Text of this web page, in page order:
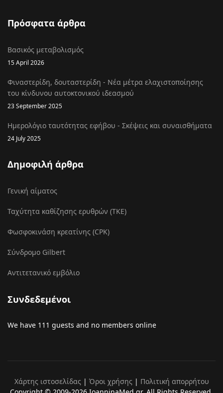
Πρόσφατα άρθρα
Βασικός μεταβολισμός
15 April 2026
Φιναστερίδη, δουταστερίδη - Νέα μέτρα ελαχιστοποίησης
του κίνδυνου αυτοκτονικού ιδεασμού
23 September 2025
Ημερολόγιο ταυτότητας εφήβου - Σκέψεις και συναισθήματα
24 July 2025
Δημοφιλή άρθρα
Γενική αίματος
Ταχύτητα καθίζησης ερυθρών (ΤΚΕ)
Φωσφοκινάση κρεατίνης (CPK)
Σύνδρομο Gilbert
Αντιτετανικό εμβόλιο
Συνδεδεμένοι
We have 111 guests and no members online
Χάρτης ιστοσελίδας| Όροι χρήσης| Πολιτική απορρήτου